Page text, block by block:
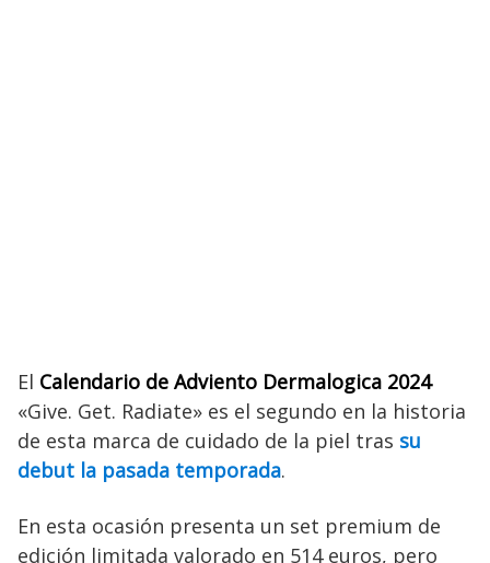
El Calendario de Adviento Dermalogica 2024
«Give. Get. Radiate» es el segundo en la historia
de esta marca de cuidado de la piel tras su
debut la pasada temporada.
En esta ocasión presenta un set premium de
edición limitada valorado en 514 euros, pero